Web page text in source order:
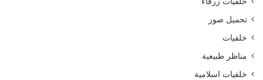
تحميل صور
خلفيات
مناظر طبيعية
خلفيات اسلامية